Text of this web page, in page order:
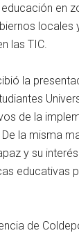
en
locales
las TIC.
la
de la
la misma
y su
educativas
de